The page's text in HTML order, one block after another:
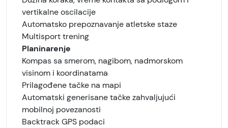
vertikalne oscilacije
Automatsko prepoznavanje atletske staze
Multisport trening
Planinarenje
Kompas sa smerom, nagibom, nadmorskom
visinom i koordinatama
Prilagođene tačke na mapi
Automatski generisane tačke zahvaljujući
mobilnoj povezanosti
Backtrack GPS podaci